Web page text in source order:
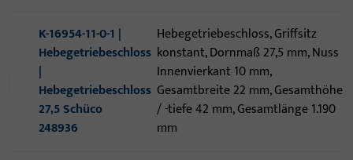
K-16954-11-0-1 |
Hebegetriebeschloss
|
Hebegetriebeschloss
27,5 Schüco
248936
Hebegetriebeschloss, Griffsitz
konstant, Dornmaß 27,5 mm, Nuss
Innenvierkant 10 mm,
Gesamtbreite 22 mm, Gesamthöhe
/ -tiefe 42 mm, Gesamtlänge 1.190
mm